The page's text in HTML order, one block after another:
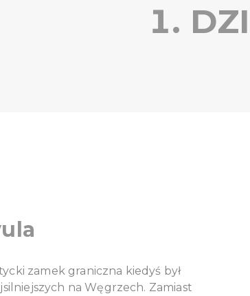
1.
zamek graniczna kiedyś był
na Węgrzech. Zamiast